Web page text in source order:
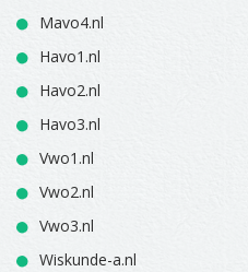
Mavo4.nl
Havo1.nl
Havo2.nl
Havo3.nl
Vwo1.nl
Vwo2.nl
Vwo3.nl
Wiskunde-a.nl